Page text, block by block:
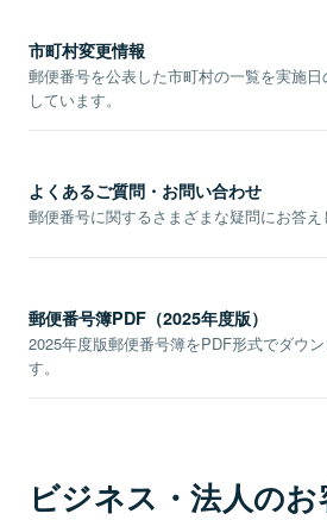
市町村変更情報
郵便番号を公表した市町村の一覧を実施
しています。
よくあるご質問・お問い合わせ
郵便番号に関するさまざまな疑問にお答え
郵便番号簿PDF（2025年度版）
2025年度版郵便番号簿をPDF形式でダウ
す。
ビジネス・法人の